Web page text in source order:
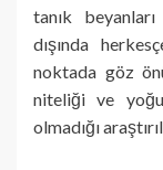
tanık
dışında
noktada göz
niteliği ve
olmadığı